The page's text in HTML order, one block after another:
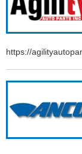
https://